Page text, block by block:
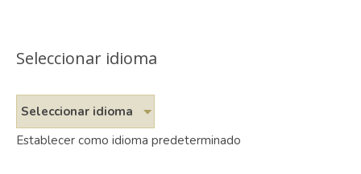
Seleccionar idioma
Seleccionar idioma
Establecer como idioma predeterminado